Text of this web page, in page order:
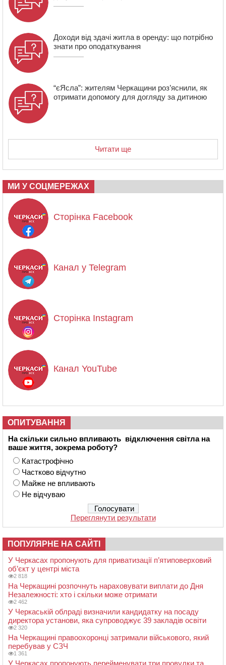
Доходи від здачі житла в оренду: що потрібно
знати про оподаткування
“єЯсла”: жителям Черкащини роз’яснили, як
отримати допомогу для догляду за дитиною
Читати ще
МИ У СОЦМЕРЕЖАХ
Сторінка Facebook
Канал у Telegram
Сторінка Instagram
Канал YouTube
ОПИТУВАННЯ
На скільки сильно впливають відключення світла на
ваше життя, зокрема роботу?
Катастрофічно
Частково відчутно
Майже не впливають
Не відчуваю
Переглянути результати
ПОПУЛЯРНЕ НА САЙТІ
У Черкасах пропонують для приватизації п’ятиповерховий
об’єкт у центрі міста
2 818
На Черкащині розпочнуть нараховувати виплати до Дня
Незалежності: хто і скільки може отримати
2 462
У Черкаській облраді визначили кандидатку на посаду
директора установи, яка супроводжує 39 закладів освіти
2 320
На Черкащині правоохоронці затримали військового, який
перебував у СЗЧ
1 361